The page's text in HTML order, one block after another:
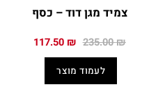
צמיד מגן דוד – כסף
235.00₪ המחיר
235.00 ₪.
117.50 ₪ המחיר
לעמוד מוצר